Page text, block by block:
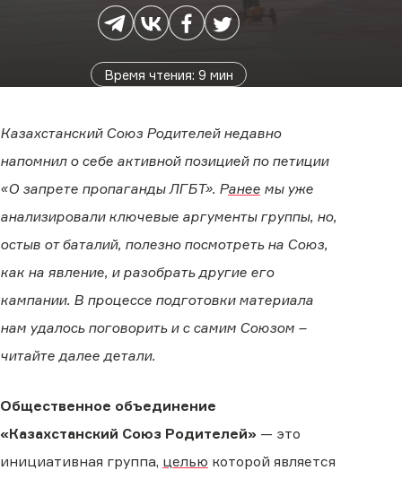
Время чтения: 9 мин
Казахстанский Союз Родителей недавно
напомнил о себе активной позицией по петиции
«О запрете пропаганды ЛГБТ». Ранее мы уже
анализировали ключевые аргументы группы, но,
остыв от баталий, полезно посмотреть на Союз,
как на явление, и разобрать другие его
кампании. В процессе подготовки материала
нам удалось поговорить и с самим Союзом –
читайте далее детали.
Общественное объединение
«Казахстанский Союз Родителей» — это
инициативная группа, целью которой является